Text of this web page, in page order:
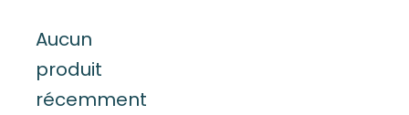
Aucun
produit
récemment